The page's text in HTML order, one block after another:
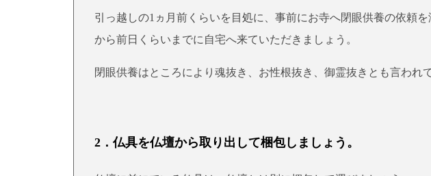
引っ越しの1ヵ月前くらいを目処に、事前にお寺へ閉眼供養の依頼
から前日くらいまでに自宅へ来ていただきましょう。
閉眼供養はところにより魂抜き、お性根抜き、御霊抜きとも言われ
2．仏具を仏壇から取り出して梱包しましょう。